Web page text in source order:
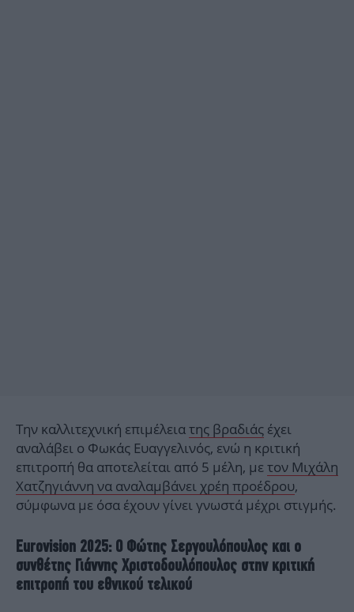
Την καλλιτεχνική επιμέλειατης βραδιάς έχει
αναλάβει ο Φωκάς Ευαγγελινός, ενώ η κριτική
επιτροπή θα αποτελείται από 5 μέλη, με τον Μιχάλη
Χατζηγιάννη να αναλαμβάνει χρέη προέδρου,
σύμφωνα με όσα έχουν γίνει γνωστά μέχρι στιγμής.
Eurovision 2025: Ο Φώτης Σεργουλόπουλος και ο
συνθέτης Γιάννης Χριστοδουλόπουλος στην κριτική
επιτροπή του εθνικού τελικού